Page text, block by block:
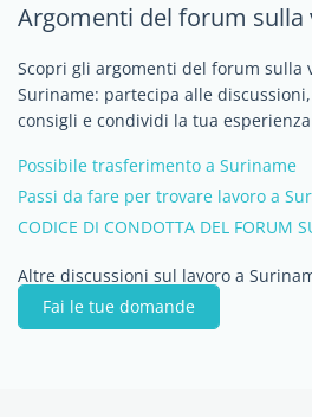
Argomenti del forum sulla
Scopri gli argomenti del forum sulla
Suriname: partecipa alle
consigli e condividi la tua
Possibile trasferimento a Suriname
Passi da fare per trovare lavoro a
CODICE DI CONDOTTA DEL FORUM
Altre discussioni sul lavoro a
Fai le tue domande